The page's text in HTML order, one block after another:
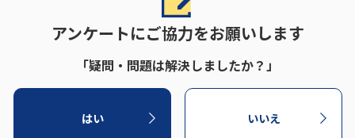
アンケートにご協力をお願いします
「疑問・問題は解決しましたか？」
はい いいえ